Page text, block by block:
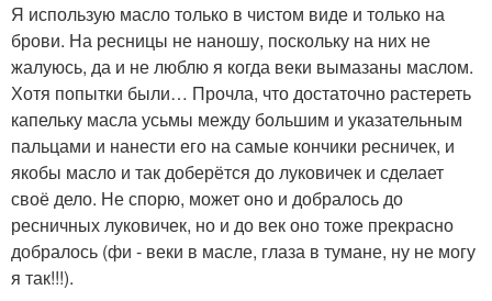
Я использую масло только в чистом виде и только на
брови. На ресницы не наношу, поскольку на них не
жалуюсь, да и не люблю я когда веки вымазаны маслом.
Хотя попытки были… Прочла, что достаточно растереть
капельку масла усьмы между большим и указательным
пальцами и нанести его на самые кончики ресничек, и
якобы масло и так доберётся до луковичек и сделает
своё дело. Не спорю, может оно и добралось до
ресничных луковичек, но и до век оно тоже прекрасно
добралось (фи - веки в масле, глаза в тумане, ну не могу
я так!!!).